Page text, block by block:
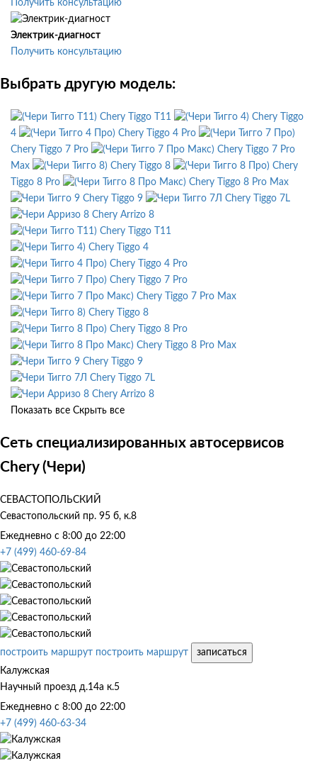
Получить консультацию
Электрик-диагност
Получить консультацию
Выбрать другую модель:
Chery Tiggo T11
Chery Tiggo
4
Chery Tiggo 4 Pro
Chery Tiggo 7 Pro
Chery Tiggo 7 Pro
Max
Chery Tiggo 8
Chery
Tiggo 8 Pro
Chery Tiggo 8 Pro Max
Chery Tiggo 9
Chery Tiggo 7L
Chery Arrizo 8
Chery Tiggo T11
Chery Tiggo 4
Chery Tiggo 4 Pro
Chery Tiggo 7 Pro
Chery Tiggo 7 Pro Max
Chery Tiggo 8
Chery Tiggo 8 Pro
Chery Tiggo 8 Pro Max
Chery Tiggo 9
Chery Tiggo 7L
Chery Arrizo 8
Показать все Скрыть все
Сеть специализированных автосервисов
Chery (Чери)
СЕВАСТОПОЛЬСКИЙ
Севастопольский пр. 95 б, к.8
Ежедневно с 8:00 до 22:00
+7 (499) 460-69-84
построить маршрут построить маршрут
записаться
Калужская
Научный проезд д.14а к.5
Ежедневно с 8:00 до 22:00
+7 (499) 460-63-34